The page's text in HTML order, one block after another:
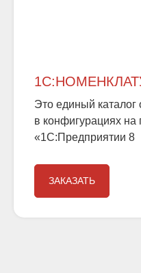
Это единый каталог
в конфигурациях на
«1С:Предприятии 8
ЗАКАЗАТЬ